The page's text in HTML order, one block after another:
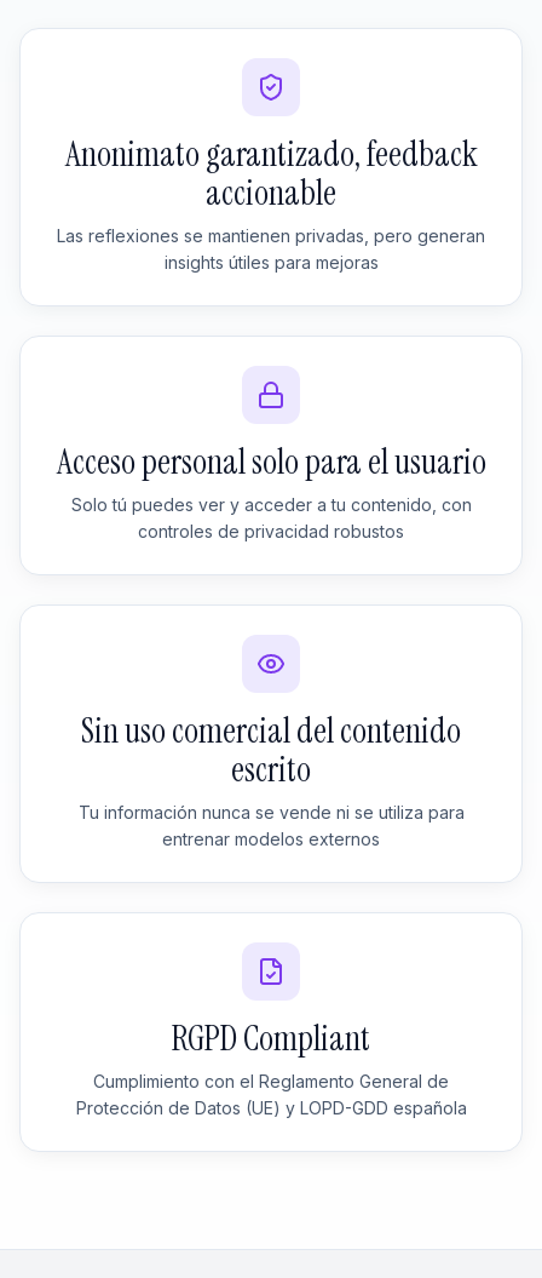
Anonimato garantizado, feedback
accionable
Las reflexiones se mantienen privadas, pero generan
insights útiles para mejoras
Acceso personal solo para el usuario
Solo tú puedes ver y acceder a tu contenido, con
controles de privacidad robustos
Sin uso comercial del contenido
escrito
Tu información nunca se vende ni se utiliza para
entrenar modelos externos
RGPD Compliant
Cumplimiento con el Reglamento General de
Protección de Datos (UE) y LOPD-GDD española